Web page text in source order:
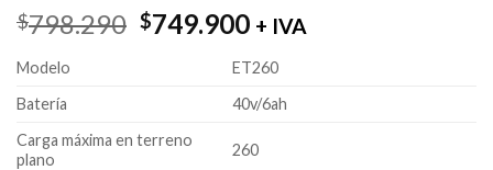
$798.290 El
$798.290.
$749.900El
actual
es:
+ IVA
Modelo
ET260
Batería
40v/6ah
Carga máxima en terreno
plano
260